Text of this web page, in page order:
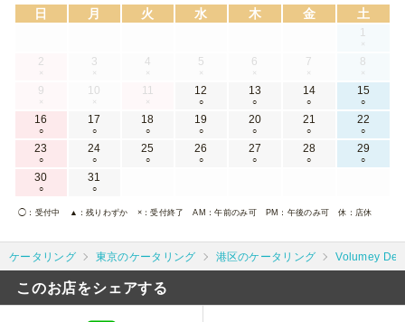
日 月 火 水 木 金 土
1
×
2
×
3
×
4
×
5
×
6
×
7
×
8
×
9
×
10
×
11
×
12
○
13
○
14
○
15
○
16
○
17
○
18
○
19
○
20
○
21
○
22
○
23
○
24
○
25
○
26
○
27
○
28
○
29
○
30
○
31
○
◯ ：受付中 ▲ ：残りわずか ×：受付終了 AM ：午前のみ可 PM ：午後のみ可 休 ：店休
ケータリング 東京のケータリング 港区のケータリング Volumey
このお店をシェアする